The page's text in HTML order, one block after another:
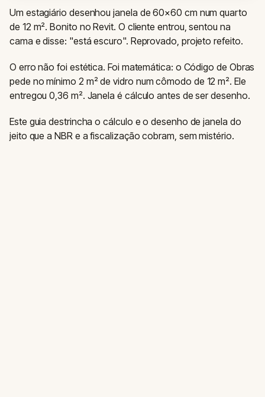
Um estagiário desenhou janela de 60×60 cm num quarto
de 12 m². Bonito no Revit. O cliente entrou, sentou na
cama e disse: "está escuro". Reprovado, projeto refeito.
O erro não foi estética. Foi matemática: o Código de Obras
pede no mínimo 2 m² de vidro num cômodo de 12 m². Ele
entregou 0,36 m². Janela é cálculo antes de ser desenho.
Este guia destrincha o cálculo e o desenho de janela do
jeito que a NBR e a fiscalização cobram, sem mistério.